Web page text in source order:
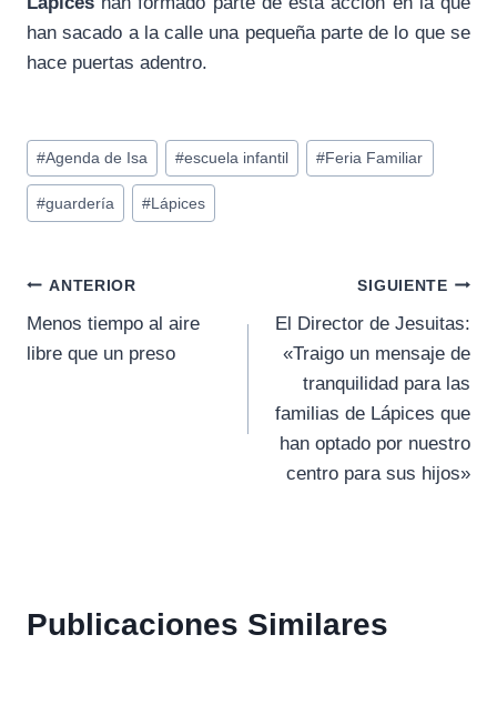
han sacado a la calle una pequeña parte de lo que se
hace puertas adentro.
Etiquetas
de
la
#Agenda de Isa #escuela infantil #Feria Familiar
#guardería #Lápices
Navegación
de
ANTERIOR
Menos tiempo al aire
libre que un preso
SIGUIENTE
El Director de Jesuitas:
«Traigo un mensaje de
tranquilidad para las
familias de Lápices que
han optado por nuestro
centro para sus hijos»
Publicaciones Similares